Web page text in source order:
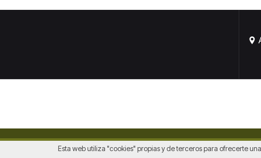
Avis legal|Política de
Esta web utiliza "cookies" propias y de terceros para ofrecerte